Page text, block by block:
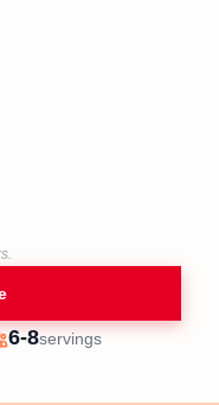
Servings
6-8servings